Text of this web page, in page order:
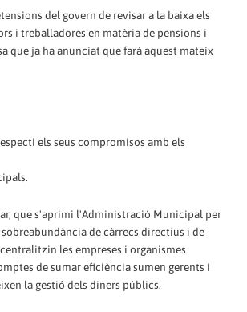
del govern de revisar a la baixa els
i treballadores en matèria de pensions i
que ja ha anunciat que farà aquest mateix
els seus compromisos amb els
que s'aprimi l'Administració Municipal per
de càrrecs directius i de
les empreses i organismes
de sumar eficiència sumen gerents i
la gestió dels diners públics.